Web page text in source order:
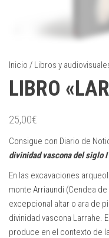
Inicio / Libros y
LIBRO
25,00€
Consigue con Diario de
divinidad vascona del siglo I
En las excavaciones
monte Arriaundi (Cendea
excepcional altar o ara de
divinidad vascona Larrahe.
produce en el contexto de